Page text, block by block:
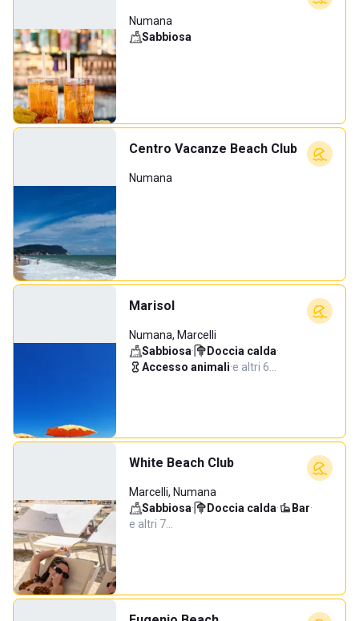
Numana
Sabbiosa
Centro Vacanze Beach Club
Numana
Marisol
Numana, Marcelli
Sabbiosa· Doccia calda·
Accesso animali·e altri 6…
White Beach Club
Marcelli, Numana
Sabbiosa· Doccia calda· Bar·
e altri 7…